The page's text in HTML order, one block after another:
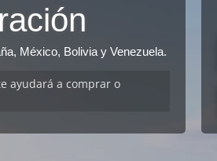
México, Bolivia y Venezuela.
ayudará a comprar o